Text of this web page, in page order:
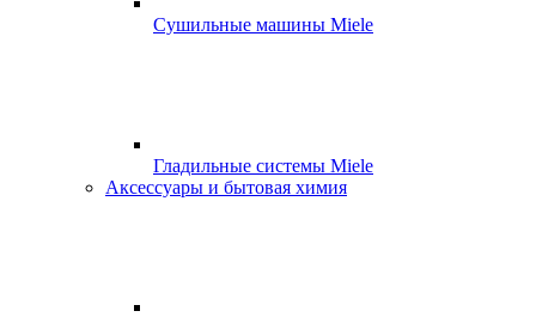
Сушильные машины Miele
Гладильные системы Miele
Аксессуары и бытовая химия